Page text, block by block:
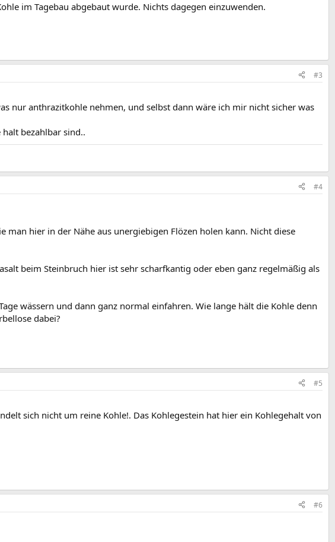
im Tagebau abgebaut wurde. Nichts dagegen einzuwenden.
#3
nur anthrazitkohle nehmen, und selbst dann wäre ich mir nicht sicher was
bezahlbar sind..
#4
man hier in der Nähe aus unergiebigen Flözen holen kann. Nicht diese
beim Steinbruch hier ist sehr scharfkantig oder eben ganz regelmäßig als
wässern und dann ganz normal einfahren. Wie lange hält die Kohle denn
dabei?
#5
sich nicht um reine Kohle!. Das Kohlegestein hat hier ein Kohlegehalt von
#6